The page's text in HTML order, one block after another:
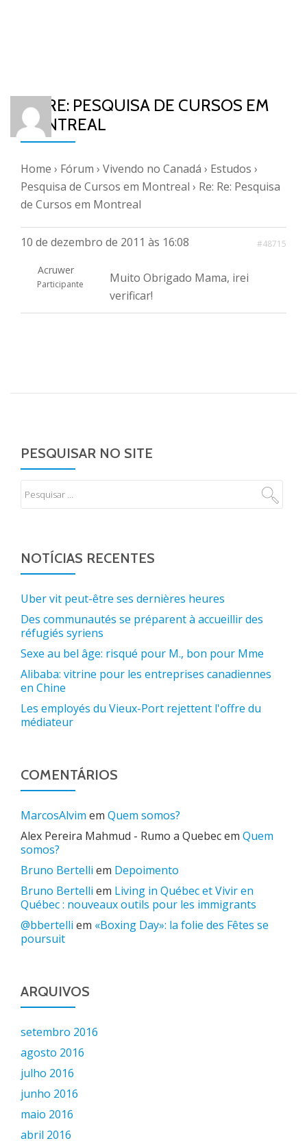
RE: RE: PESQUISA DE CURSOS EM
MONTREAL
Home › Fórum › Vivendo no Canadá › Estudos ›
Pesquisa de Cursos em Montreal › Re: Re: Pesquisa
de Cursos em Montreal
10 de dezembro de 2011 às 16:08 #48715
Acruwer
Participante
Muito Obrigado Mama, irei
verificar!
PESQUISAR NO SITE
NOTÍCIAS RECENTES
Uber vit peut-être ses dernières heures
Des communautés se préparent à accueillir des
réfugiés syriens
Sexe au bel âge: risqué pour M., bon pour Mme
Alibaba: vitrine pour les entreprises canadiennes
en Chine
Les employés du Vieux-Port rejettent l'offre du
médiateur
COMENTÁRIOS
MarcosAlvim em Quem somos?
Alex Pereira Mahmud - Rumo a Quebecem Quem
somos?
Bruno Bertelli em Depoimento
Bruno Bertelli em Living in Québec et Vivir en
Québec : nouveaux outils pour les immigrants
@bbertelli em «Boxing Day»: la folie des Fêtes se
poursuit
ARQUIVOS
setembro 2016
agosto 2016
julho 2016
junho 2016
maio 2016
abril 2016